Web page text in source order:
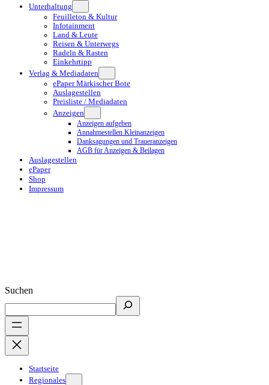
Unterhaltung
Feuilleton & Kultur
Infotainment
Land & Leute
Reisen & Unterwegs
Radeln & Rasten
Einkehrtipp
Verlag & Mediadaten
ePaper Märkischer Bote
Auslagestellen
Preisliste / Mediadaten
Anzeigen
Anzeigen aufgeben
Annahmestellen Kleinanzeigen
Danksagungen und Traueranzeigen
AGB für Anzeigen & Beilagen
Auslagestellen
ePaper
Shop
Impressum
Suchen
Startseite
Regionales